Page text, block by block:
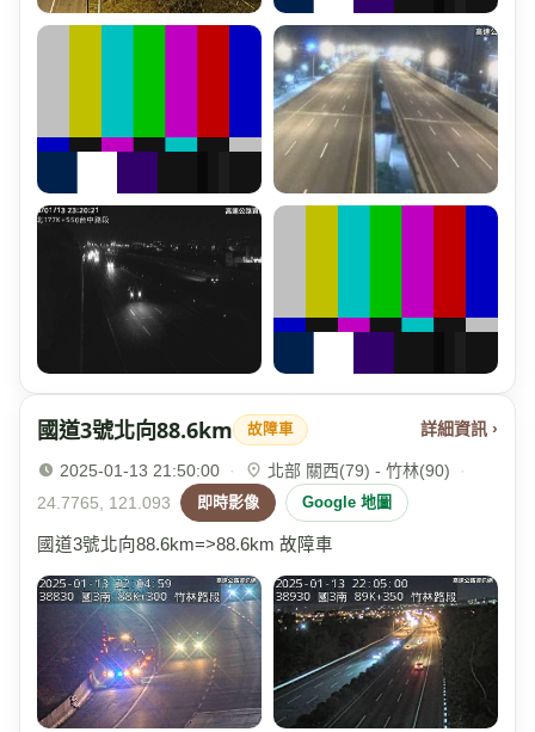
國道3號北向88.6km 故障車 詳細資訊 ›
2025-01-13 21:50:00 · 北部 關西(79) - 竹林(90)
·
24.7765, 121.093
即時影像 Google 地圖
國道3號北向88.6km=>88.6km 故障車